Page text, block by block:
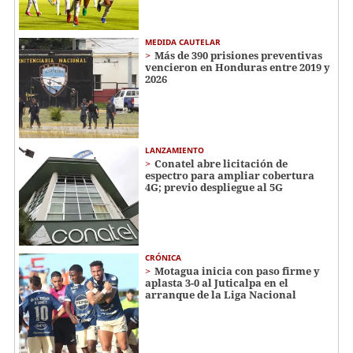
MEDIDA CAUTELAR
Más de 390 prisiones preventivas
vencieron en Honduras entre 2019 y
2026
LANZAMIENTO
Conatel abre licitación de
espectro para ampliar cobertura
4G; previo despliegue al 5G
CRÓNICA
Motagua inicia con paso firme y
aplasta 3-0 al Juticalpa en el
arranque de la Liga Nacional